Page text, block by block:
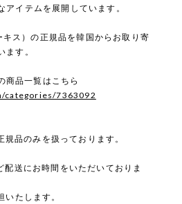
アイテムを展開しています。
ス）の正規品を韓国からお取り寄
ます。
商品一覧はこちら
categories/7363092
品のみを扱っております。
送にお時間をいただいておりま
たします。